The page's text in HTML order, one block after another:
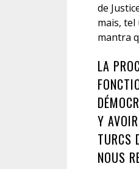
de
mais,
mantra
LA
Y
TURCS
NOUS